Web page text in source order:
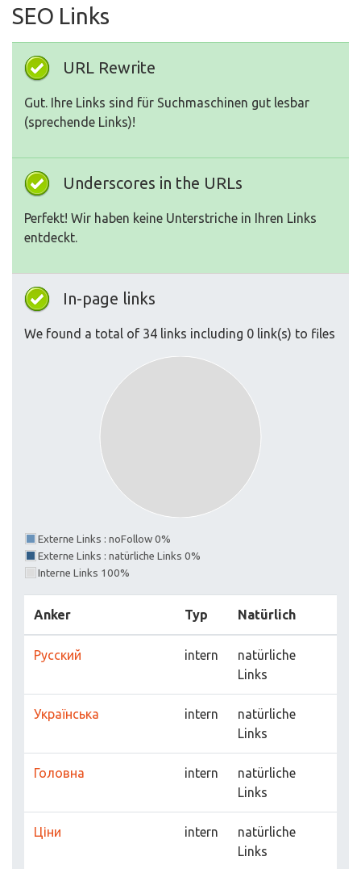
SEO Links
URL Rewrite
Gut. Ihre Links sind für Suchmaschinen gut lesbar
(sprechende Links)!
Underscores in the URLs
Perfekt! Wir haben keine Unterstriche in Ihren Links
entdeckt.
In-page links
We found a total of 34 links including 0 link(s) to files
Externe Links : noFollow 0%
Externe Links : natürliche Links 0%
Interne Links 100%
Anker Typ Natürlich
Русский intern
natürliche
Links
Українська intern
natürliche
Links
Головна intern
natürliche
Links
Ціни intern
natürliche
Links